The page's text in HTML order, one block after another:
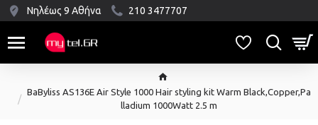
Νηλέως 9 Αθήνα 210 3477707
BaByliss AS136E Air Style 1000 Hair styling kit Warm Black,Copper,Pa
lladium 1000Watt 2.5 m